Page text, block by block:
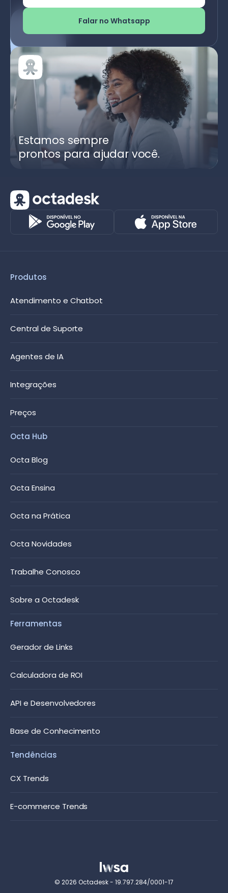
Falar no Whatsapp
Estamos sempre
prontos para ajudar você.
Produtos
Atendimento e Chatbot
Central de Suporte
Agentes de IA
Integrações
Preços
Octa Hub
Octa Blog
Octa Ensina
Octa na Prática
Octa Novidades
Trabalhe Conosco
Sobre a Octadesk
Ferramentas
Gerador de Links
Calculadora de ROI
API e Desenvolvedores
Base de Conhecimento
Tendências
CX Trends
E-commerce Trends
© 2026 Octadesk - 19.797.284/0001-17